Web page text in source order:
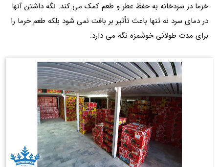
خرما در سردخانه به حفظ عطر و طعم کمک می کند. نگه داشتن آنها
در دمای سرد نه تنها باعث تأثیر بر بافت نمی شود بلکه طعم خرما را
برای مدت طولانی خوشمزه نگه می دارد.